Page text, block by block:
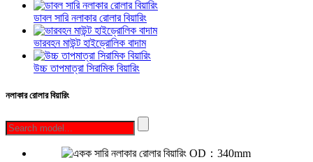
ডাবল সারি নলাকার রোলার বিয়ারিং
ভারবহন মাউন্ট হাইড্রোলিক বাদাম
উচ্চ তাপমাত্রা সিরামিক বিয়ারিং
নলাকার রোলার বিয়ারিং